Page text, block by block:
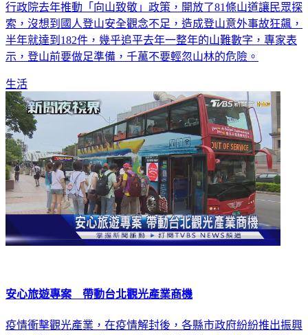
行政院去年推動「向山致敬」政策，開放了81條山道讓民眾探
索，沒想到國人登山安全觀念不足，造成登山意外事故狂飆，
半年就達到182件，幾乎追平去年一整年的山難數字，專家表
示，登山前要做足準備，千萬不要輕忽山林的危險。
生活
安心旅遊專案 帶動台北觀光產業商機
疫情衝擊觀光產業，在疫情解封後，各縣市政府紛紛推出振興